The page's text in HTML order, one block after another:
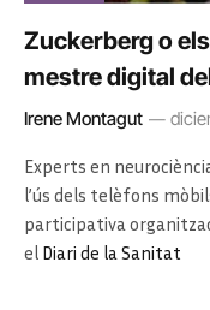
Zuckerberg o
mestre digital
Irene Montagut
Experts en
l’ús dels telèfons
participativa
el Diari de la Sanitat